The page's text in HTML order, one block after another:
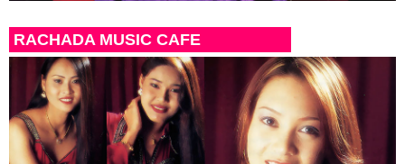
RACHADA MUSIC CAFE